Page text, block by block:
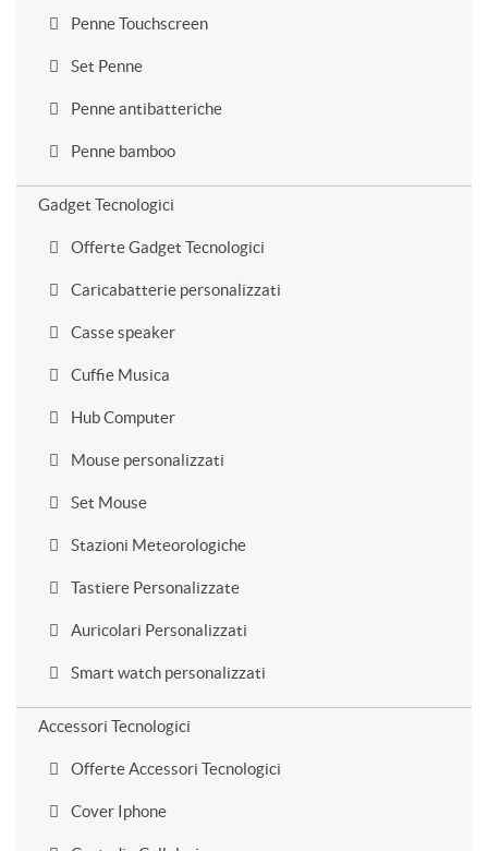
Penne Touchscreen
Set Penne
Penne antibatteriche
Penne bamboo
Gadget Tecnologici
Offerte Gadget Tecnologici
Caricabatterie personalizzati
Casse speaker
Cuffie Musica
Hub Computer
Mouse personalizzati
Set Mouse
Stazioni Meteorologiche
Tastiere Personalizzate
Auricolari Personalizzati
Smart watch personalizzati
Accessori Tecnologici
Offerte Accessori Tecnologici
Cover Iphone